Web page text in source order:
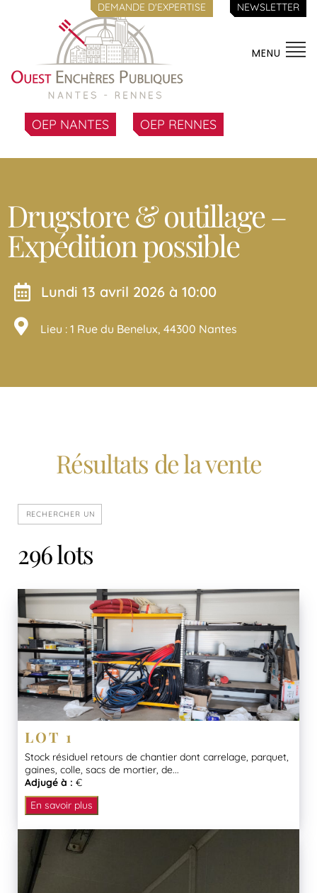
DEMANDE D'EXPERTISE NEWSLETTER
MENU
OEP NANTES OEP RENNES
Drugstore & outillage –
Expédition possible
lundi 13 avril 2026 à 10:00
Lieu : 1 Rue du Benelux, 44300 Nantes
Résultats de la vente
296 lots
LOT 1
Stock résiduel retours de chantier dont carrelage, parquet,
gaines, colle, sacs de mortier, de...
Adjugé à : €
En savoir plus